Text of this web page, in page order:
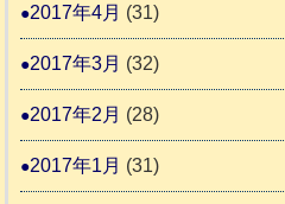
2017年4月 (31)
2017年3月 (32)
2017年2月 (28)
2017年1月 (31)